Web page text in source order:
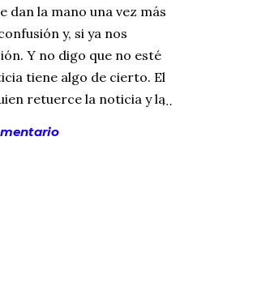
dan la mano una vez más
y, si ya nos
Y no digo que no esté
tiene algo de cierto. El
retuerce la noticia y la
lo que a algunos les llena
situación actual de
la compra un inmenso
que entender, aunque